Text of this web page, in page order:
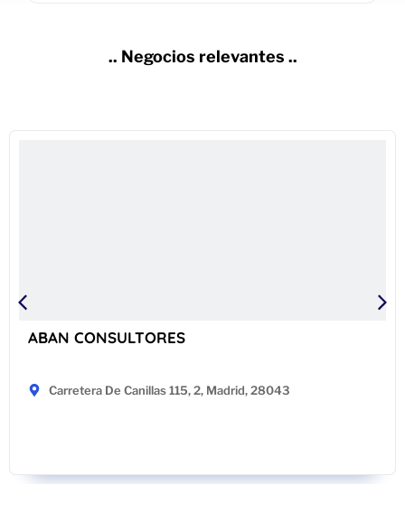
.. Negocios relevantes ..
ABAN CONSULTORES
Carretera De Canillas 115, 2, Madrid, 28043